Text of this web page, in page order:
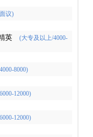
议)
英
(大专及以上/4000-
8000)
12000)
12000)